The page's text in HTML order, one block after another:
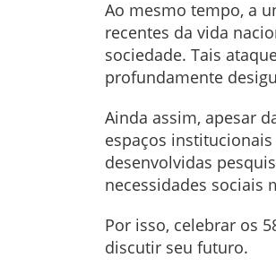
Ao mesmo tempo, a
recentes da vida
sociedade. Tais
profundamente
Ainda assim, apesar
espaços
desenvolvidas
necessidades sociais
Por isso, celebrar os
discutir seu futuro.